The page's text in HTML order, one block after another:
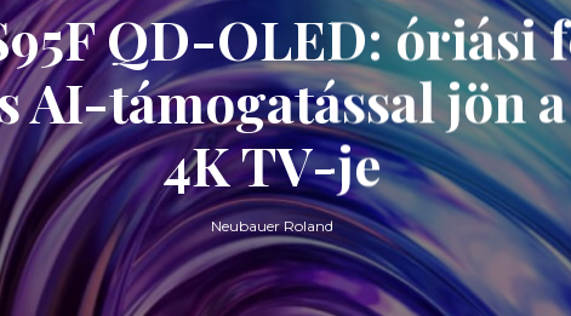
QD-OLED: óriási
AI-támogatással jön
4K TV-je
Neubauer Roland